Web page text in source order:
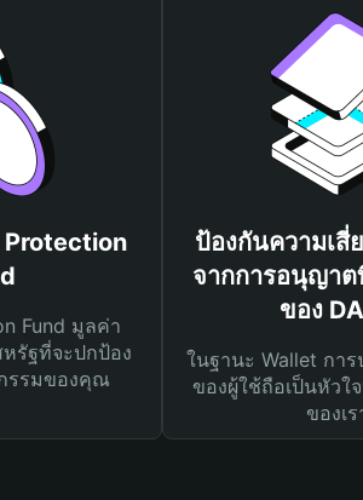
Fund มูลค่า
รัฐที่จะปกป้อง
รรมของคุณ
ป้องกันความเสี่
จากการอนุญาต
ของ
ในฐานะ Wallet กา
ของผู้ใช้ถือเป็นหัวใ
ของเร